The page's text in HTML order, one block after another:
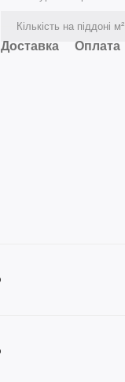
Кількість на піддоні
Доставка Оплата